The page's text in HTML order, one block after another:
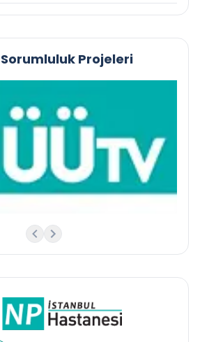
Projeleri